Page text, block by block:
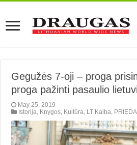
Gegužės 7-oji – proga
proga pažinti pasaulio
May 25, 2019
Istorija, Knygos, Kultūra, LT Kalba,